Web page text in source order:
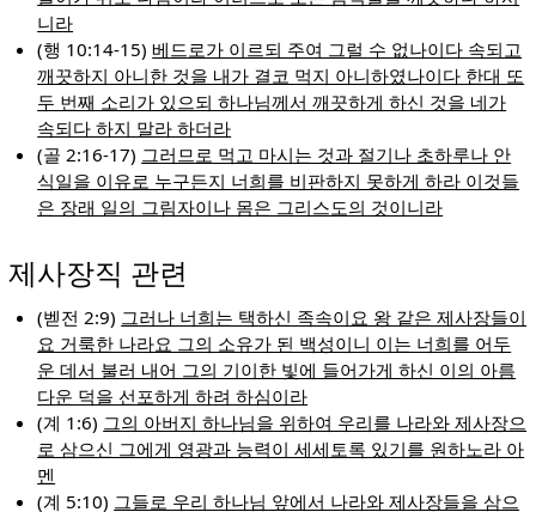
니라
(행 10:14-15)베드로가 이르되 주여 그럴 수 없나이다 속되고
깨끗하지 아니한 것을 내가 결코 먹지 아니하였나이다 한대 또
두 번째 소리가 있으되 하나님께서 깨끗하게 하신 것을 네가
속되다 하지 말라 하더라
(골 2:16-17) 그러므로 먹고 마시는 것과 절기나 초하루나 안
식일을 이유로 누구든지 너희를 비판하지 못하게 하라 이것들
은 장래 일의 그림자이나 몸은 그리스도의 것이니라
제사장직 관련
(벧전 2:9) 그러나 너희는 택하신 족속이요 왕 같은 제사장들이
요 거룩한 나라요 그의 소유가 된 백성이니 이는 너희를 어두
운 데서 불러 내어 그의 기이한 빛에 들어가게 하신 이의 아름
다운 덕을 선포하게 하려 하심이라
(계 1:6) 그의 아버지 하나님을 위하여 우리를 나라와 제사장으
로 삼으신 그에게 영광과 능력이 세세토록 있기를 원하노라 아
멘
(계 5:10) 그들로 우리 하나님 앞에서 나라와 제사장들을 삼으